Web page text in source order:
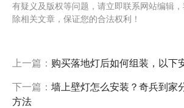
有疑义及版权等问题，请立即联系网站编辑
除相关文章，保证您的合法权利！
上一篇： 购买落地灯后如何组装，以下
下一篇： 墙上壁灯怎么安装？奇兵到家
方法